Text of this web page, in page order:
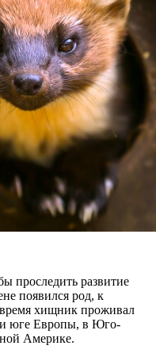
проследить развитие
появился род, к
хищник проживал
и юге Европы, в Юго-
Америке.